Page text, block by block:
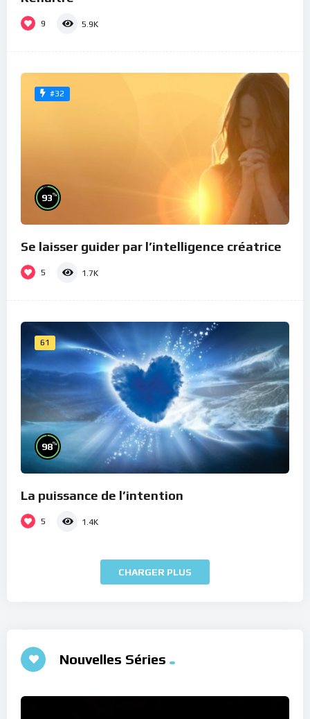
9 5.9K
#32
93%
Se laisser guider par l’intelligence créatrice
5 1.7K
61
98%
La puissance de l’intention
5 1.4K
CHARGER PLUS
Nouvelles Séries